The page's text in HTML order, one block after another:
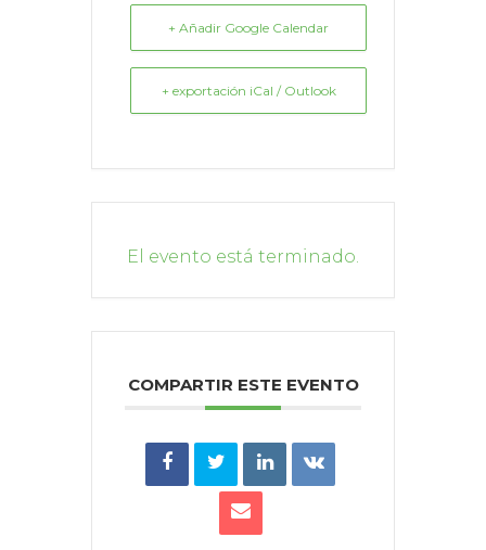
+ Añadir Google Calendar
+ exportación iCal / Outlook
El evento está terminado.
COMPARTIR ESTE EVENTO